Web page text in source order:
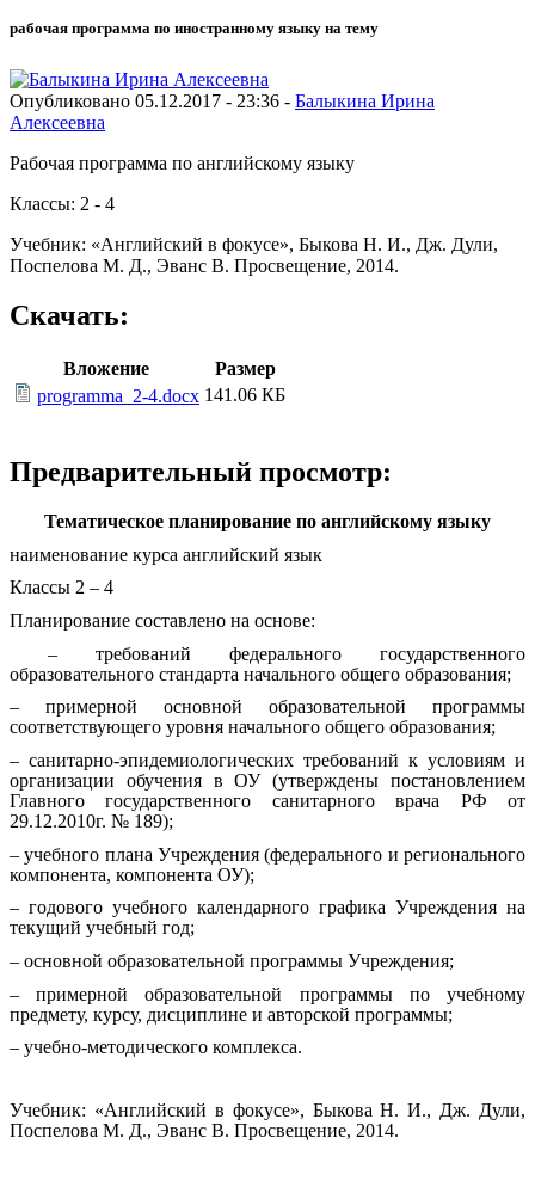
рабочая программа по иностранному языку на тему
Опубликовано 05.12.2017 - 23:36 - Балыкина Ирина
Алексеевна
Рабочая программа по английскому языку
Классы: 2 - 4
Учебник: «Английский в фокусе», Быкова Н. И., Дж. Дули,
Поспелова М. Д., Эванс В. Просвещение, 2014.
Скачать:
Вложение
Размер
programma_2-4.docx 141.06 КБ
Предварительный просмотр:
Тематическое планирование по английскому языку
наименование курса английский язык
Классы 2 – 4
Планирование составлено на основе:
– требований федерального государственного
образовательного стандарта начального общего образования;
– примерной основной образовательной программы
соответствующего уровня начального общего образования;
– санитарно-эпидемиологических требований к условиям и
организации обучения в ОУ (утверждены постановлением
Главного государственного санитарного врача РФ от
29.12.2010г. № 189);
– учебного плана Учреждения (федерального и регионального
компонента, компонента ОУ);
– годового учебного календарного графика Учреждения на
текущий учебный год;
– основной образовательной программы Учреждения;
– примерной образовательной программы по учебному
предмету, курсу, дисциплине и авторской программы;
– учебно-методического комплекса.
Учебник: «Английский в фокусе», Быкова Н. И., Дж. Дули,
Поспелова М. Д., Эванс В. Просвещение, 2014.